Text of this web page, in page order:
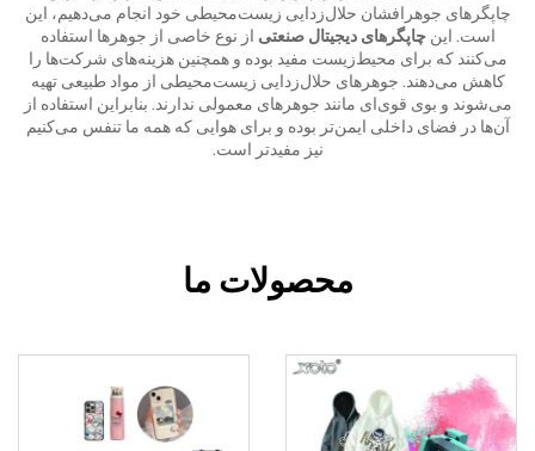
خدمات
استفاده
چاپگرهای جوهرافشان حلال‌زدایی زیست‌محیطی خود انجام می‌دهیم، این
است. اینچاپگرهای دیجیتال صنعتی
از نوع خاصی از جوهرها استفاده
می‌کنند که برای محیط‌زیست مفید بوده و همچنین هزینه‌های شرکت‌ها را
کاهش می‌دهند. جوهرهای حلال‌زدایی زیست‌محیطی از مواد طبیعی تهیه
می‌شوند و بوی قوی‌ای مانند جوهرهای معمولی ندارند. بنابراین استفاده از
آن‌ها در فضای داخلی ایمن‌تر بوده و برای هوايی که همه ما تنفس می‌کنیم
نیز مفیدتر است.
محصولات ما